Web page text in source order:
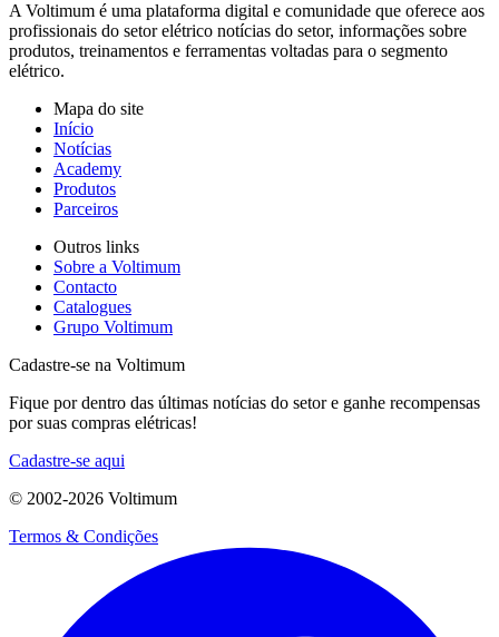
A Voltimum é uma plataforma digital e comunidade que oferece aos
profissionais do setor elétrico notícias do setor, informações sobre
produtos, treinamentos e ferramentas voltadas para o segmento
elétrico.
Mapa do site
Início
Notícias
Academy
Produtos
Parceiros
Outros links
Sobre a Voltimum
Contacto
Catalogues
Grupo Voltimum
Cadastre-se na Voltimum
Fique por dentro das últimas notícias do setor e ganhe recompensas
por suas compras elétricas!
Cadastre-se aqui
© 2002-2026 Voltimum
Termos & Condições